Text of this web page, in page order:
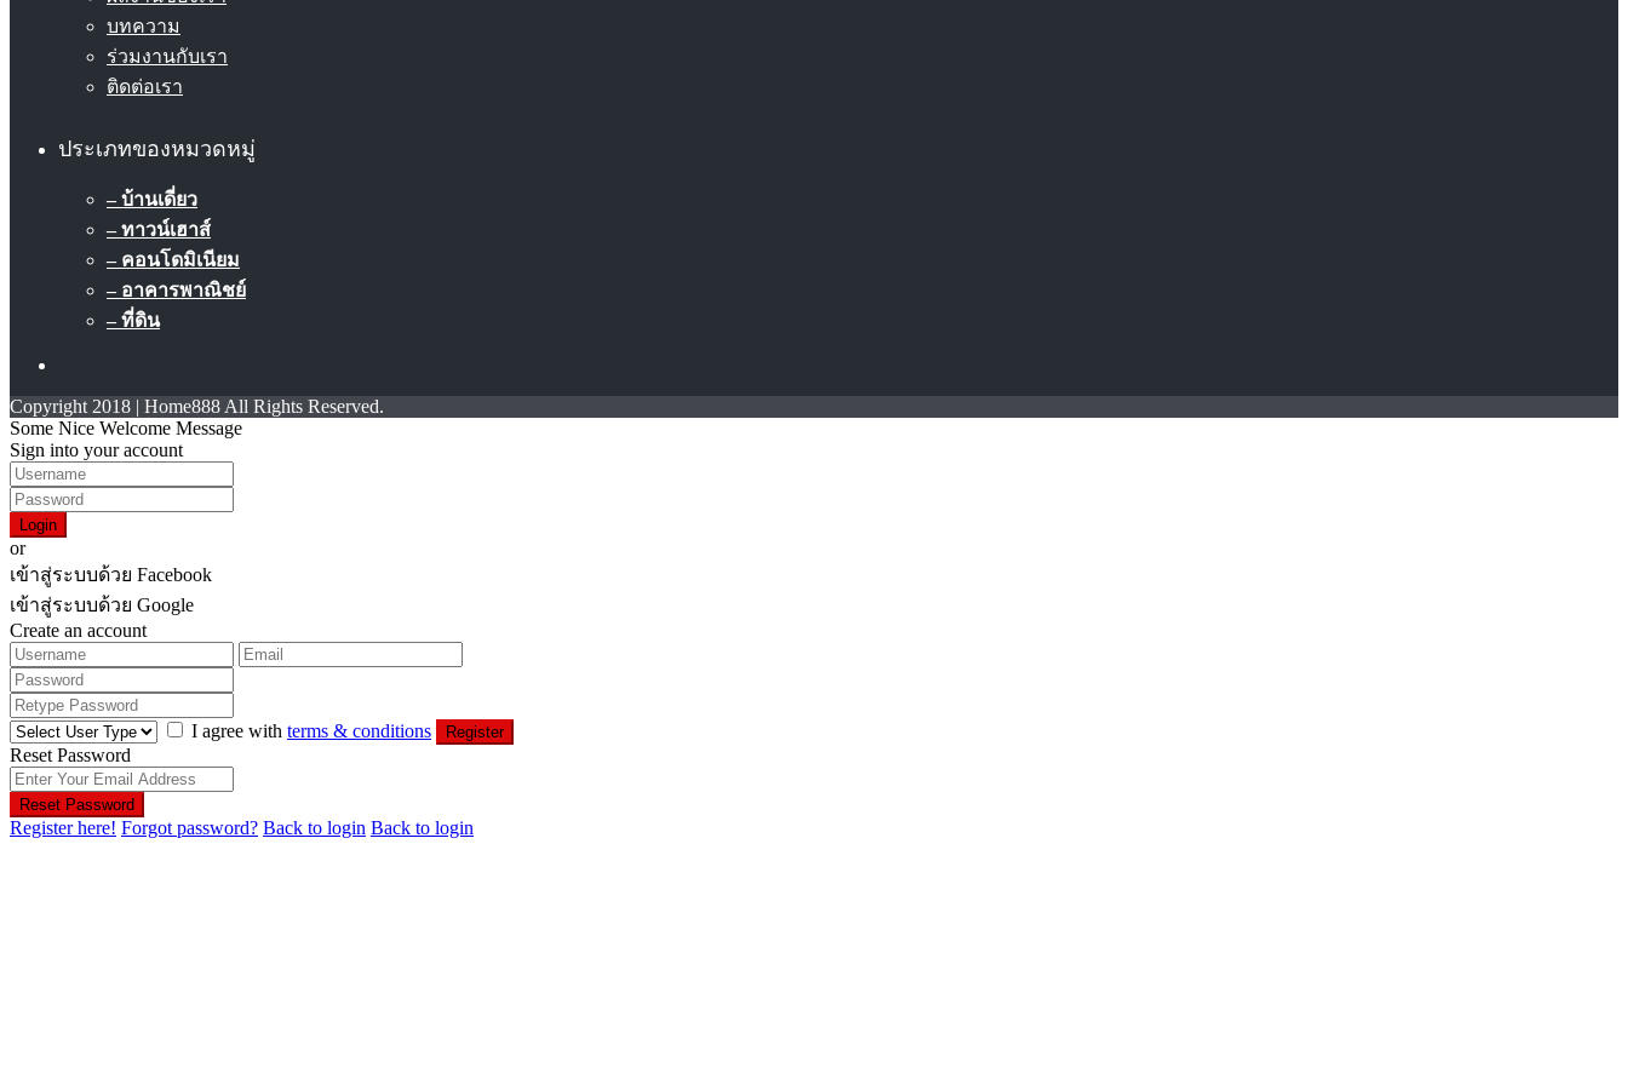
บทความ
ร่วมงานกับเรา
ติดต่อเรา
ประเภทของหมวดหมู่
– บ้านเดี่ยว
– ทาวน์เฮาส์
– คอนโดมิเนียม
– อาคารพาณิชย์
– ที่ดิน
Copyright 2018 | Home888 All Rights Reserved.
Some Nice Welcome Message
Sign into your account
Login
or
เข้าสู่ระบบด้วย Facebook
เข้าสู่ระบบด้วย Google
Create an account
I agree with terms & conditions Register
Reset Password
Reset Password
Register here! Forgot password? Back to login Back to login